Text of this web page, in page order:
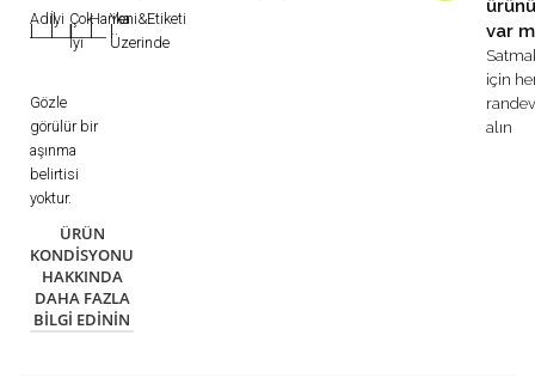
Adilİyi
|
Çok
İyi
Harika
|
Yeni&Etiketi
Üzerinde
Gözle
görülür bir
aşınma
belirtisi
yoktur.
ÜRÜN
KONDISYONU
HAKKINDA
DAHA FAZLA
BILGI EDININ
var
için
alın